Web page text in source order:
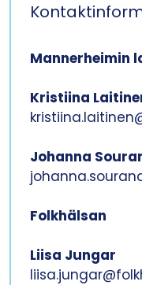
Mannerheimin
Kristiina
Johanna
Folkhälsan
Liisa Jungar